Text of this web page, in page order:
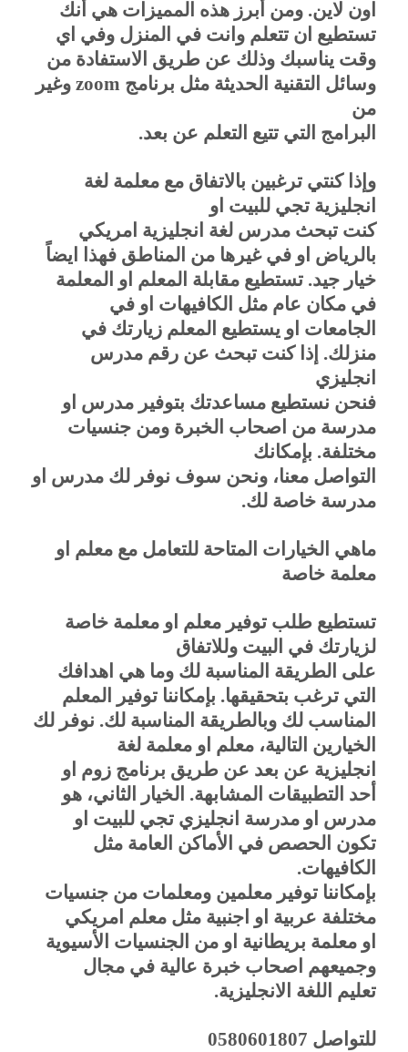
اون لاين. ومن أبرز هذه المميزات هي أنك
تستطيع ان تتعلم وانت في المنزل وفي اي
وقت يناسبك وذلك عن طريق الاستفادة من
وسائل التقنية الحديثة مثل برنامج zoom وغير
من
البرامج التي تتيع التعلم عن بعد.
وإذا كنتي ترغبين بالاتفاق مع معلمة لغة
انجليزية تجي للبيت او
كنت تبحث مدرس لغة انجليزية امريكي
بالرياض او في غيرها من المناطق فهذا ايضاً
خيار جيد. تستطيع مقابلة المعلم او المعلمة
في مكان عام مثل الكافيهات او في
الجامعات او يستطيع المعلم زيارتك في
منزلك. إذا كنت تبحث عن رقم مدرس
انجليزي
فنحن نستطيع مساعدتك بتوفير مدرس او
مدرسة من اصحاب الخبرة ومن جنسيات
مختلفة. بإمكانك
التواصل معنا، ونحن سوف نوفر لك مدرس او
مدرسة خاصة لك.
ماهي الخيارات المتاحة للتعامل مع معلم او
معلمة خاصة
تستطيع طلب توفير معلم او معلمة خاصة
لزيارتك في البيت وللاتفاق
على الطريقة المناسبة لك وما هي اهدافك
التي ترغب بتحقيقها. بإمكاننا توفير المعلم
المناسب لك وبالطريقة المناسبة لك. نوفر لك
الخيارين التالية، معلم او معلمة لغة
انجليزية عن بعد عن طريق برنامج زوم او
أحد التطبيقات المشابهة. الخيار الثاني، هو
مدرس او مدرسة انجليزي تجي للبيت او
تكون الحصص في الأماكن العامة مثل
الكافيهات.
بإمكاننا توفير معلمين ومعلمات من جنسيات
مختلفة عربية او اجنبية مثل معلم امريكي
او معلمة بريطانية او من الجنسيات الأسيوية
وجميعهم اصحاب خبرة عالية في مجال
تعليم اللغة الانجليزية.
للتواصل 0580601807